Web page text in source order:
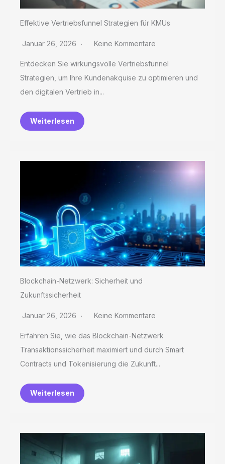
Effektive Vertriebsfunnel Strategien für KMUs
Januar 26, 2026 Keine Kommentare
Entdecken Sie wirkungsvolle Vertriebsfunnel
Strategien, um Ihre Kundenakquise zu optimieren und
den digitalen Vertrieb in...
Weiterlesen
Blockchain-Netzwerk: Sicherheit und
Zukunftssicherheit
Januar 26, 2026 Keine Kommentare
Erfahren Sie, wie das Blockchain-Netzwerk
Transaktionssicherheit maximiert und durch Smart
Contracts und Tokenisierung die Zukunft...
Weiterlesen